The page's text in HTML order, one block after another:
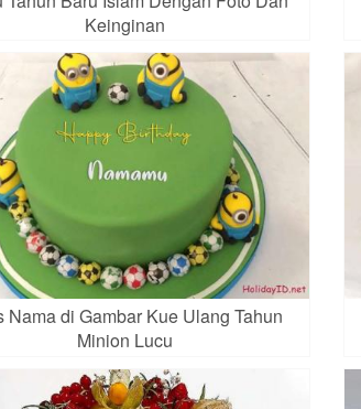
Keinginan
Nama di Gambar Kue Ulang Tahun
Minion Lucu